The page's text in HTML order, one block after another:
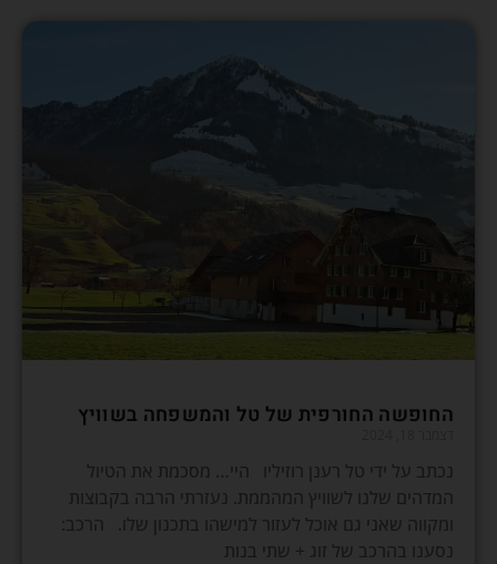
החופשה החורפית של טל והמשפחה בשוויץ
נכתב על ידי טל רענן רוזיליו היי… מסכמת את הטיול
המדהים שלנו לשוויץ המהממת. נעזרתי הרבה בקבוצות
ומקווה שאני גם אוכל לעזור למישהו בתכנון שלו. הרכב:
נסענו בהרכב של זוג + שתי בנות